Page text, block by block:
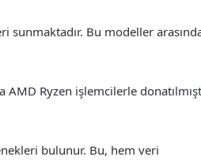
sunmaktadır. Bu modeller
Ryzen işlemcilerle
bulunur. Bu, hem veri